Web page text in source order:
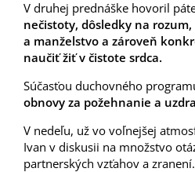
V druhej prednáške hovoril
nečistoty, dôsledky na
a manželstvo a zároveň
naučiť žiť v čistote srdca.
Súčasťou duchovného
obnovy za požehnanie a
V nedeľu, už vo voľnejšej
Ivan v diskusii na množstvo
partnerských vzťahov a zranení.